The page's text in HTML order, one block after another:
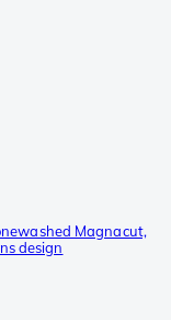
Magnacut,
design